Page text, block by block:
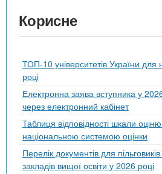
Корисне
ТОП-10 університетів України для
році
Електронна заява вступника у
через електронний кабінет
Таблиця відповідності шкали
національною системою оцінки
Перелік документів для
закладів вищої освіти у 2026 році